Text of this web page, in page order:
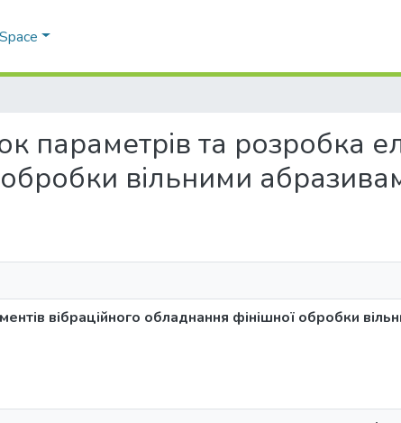
параметрів та розробка
вільними
вібраційного обладнання фінішної обробки